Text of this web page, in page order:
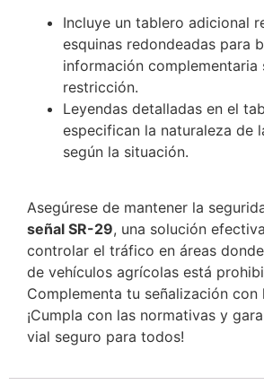
Incluye un tablero adicional
esquinas redondeadas para
información complementaria
restricción.
Leyendas detalladas en el
especifican la naturaleza de
según la situación.
Asegúrese de mantener la
señal SR-29, una solución
controlar el tráfico en áreas
de vehículos agrícolas está
Complementa tu señalización con
¡Cumpla con las normativas y
vial seguro para todos!